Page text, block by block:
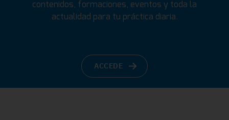
contenidos, formaciones, eventos y toda la
actualidad para tu práctica diaria.
ACCEDE